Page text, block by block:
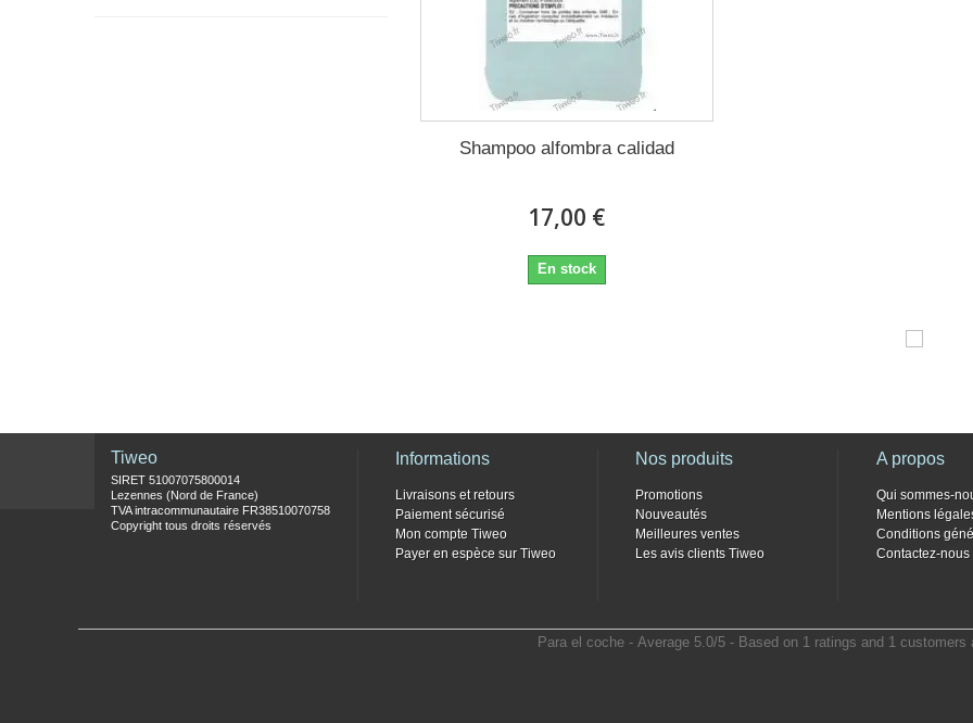
Shampoo alfombra calidad
17,00 €
En stock
Tiweo
SIRET 51007075800014
Lezennes (Nord de France)
TVA intracommunautaire FR38510070758
Copyright tous droits réservés
Informations
Livraisons et retours
Paiement sécurisé
Mon compte Tiweo
Payer en espèce sur Tiweo
Nos produits
Promotions
Nouveautés
Meilleures ventes
Les avis clients Tiweo
A propos
Qui sommes-
Mentions
Conditions
Contactez-nous
Para el coche - Average 5.0/5 - Based on 1 ratings and 1 customers